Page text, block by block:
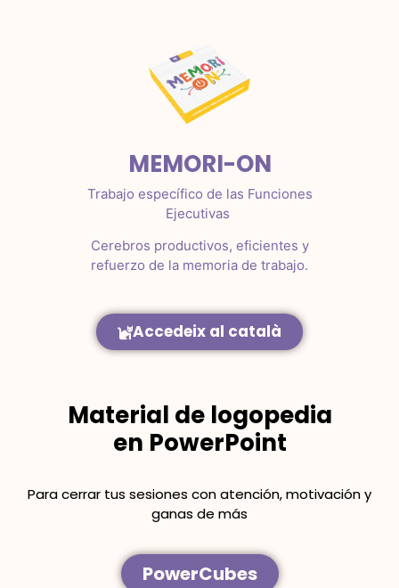
MEMORI-ON
Trabajo específico de las Funciones
Ejecutivas
Cerebros productivos, eficientes y
refuerzo de la memoria de trabajo.
Accedeix al català
Material de logopedia
en PowerPoint
Para cerrar tus sesiones con atención, motivación y
ganas de más
PowerCubes